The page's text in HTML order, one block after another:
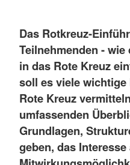
Das Rotkreuz-
Teilnehmenden -
in das Rote Kreuz
soll es viele
Rote Kreuz
umfassenden
Grundlagen,
geben, das